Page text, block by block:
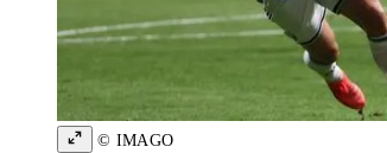
© IMAGO